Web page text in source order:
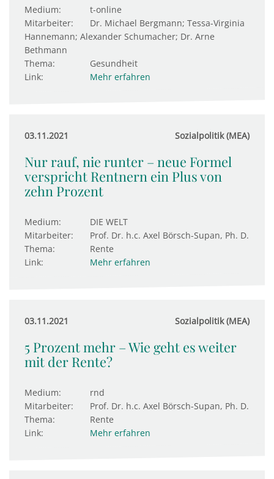
Medium:
t-online
Mitarbeiter:
Dr. Michael Bergmann; Tessa-Virginia
Hannemann; Alexander Schumacher; Dr. Arne
Bethmann
Thema:
Gesundheit
Link:
Mehr erfahren
03.11.2021 Sozialpolitik (MEA)
Nur rauf, nie runter – neue Formel
verspricht Rentnern ein Plus von
zehn Prozent
Medium:
DIE WELT
Mitarbeiter:
Prof. Dr. h.c. Axel Börsch-Supan, Ph. D.
Thema:
Rente
Link:
Mehr erfahren
03.11.2021 Sozialpolitik (MEA)
5 Prozent mehr – Wie geht es weiter
mit der Rente?
Medium:
rnd
Mitarbeiter:
Prof. Dr. h.c. Axel Börsch-Supan, Ph. D.
Thema:
Rente
Link:
Mehr erfahren